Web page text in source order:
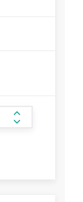
form.increase-